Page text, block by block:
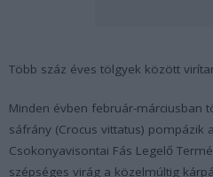
Több száz éves tölgyek között
Minden évben február-márciusban
sáfrány (Crocus vittatus) pompázik
Csokonyavisontai Fás Legelő
szépséges virág a közelmúltig